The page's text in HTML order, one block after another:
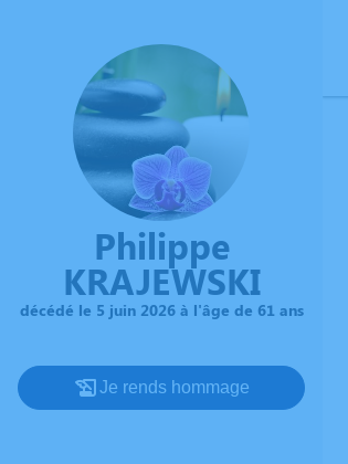
Philippe
KRAJEWSKI
décédé le 5 juin 2026 à l'âge de 61 ans
Je rends hommage